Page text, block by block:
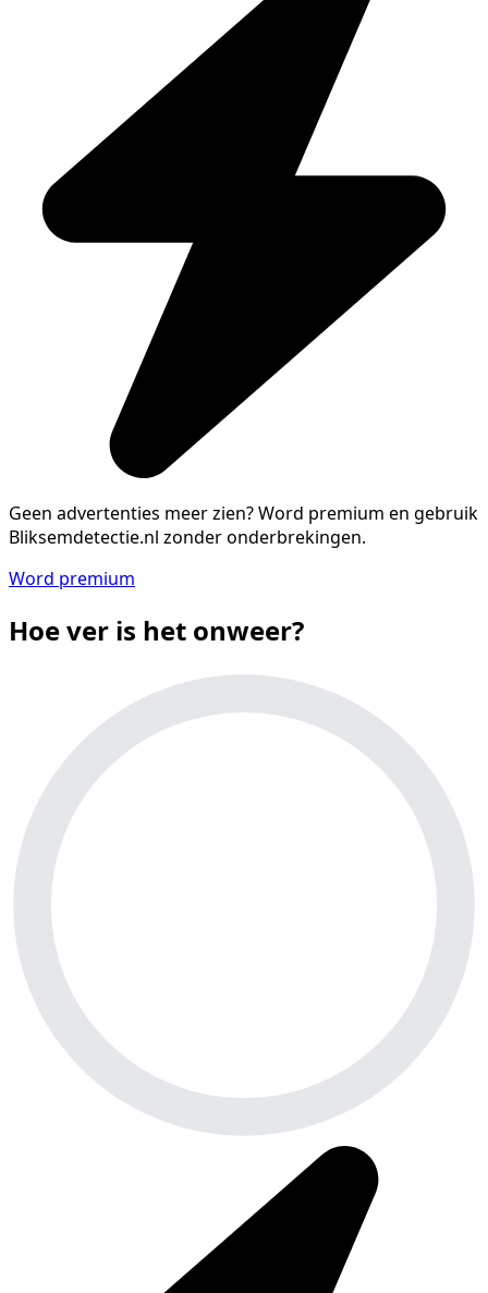
Geen advertenties meer zien?Word premium en gebruik
Bliksemdetectie.nl zonder onderbrekingen.
Word premium
Hoe ver is het onweer?